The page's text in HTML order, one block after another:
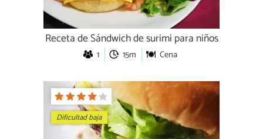
Receta de Sándwich de surimi para niños
1 15m Cena
Dificultad baja